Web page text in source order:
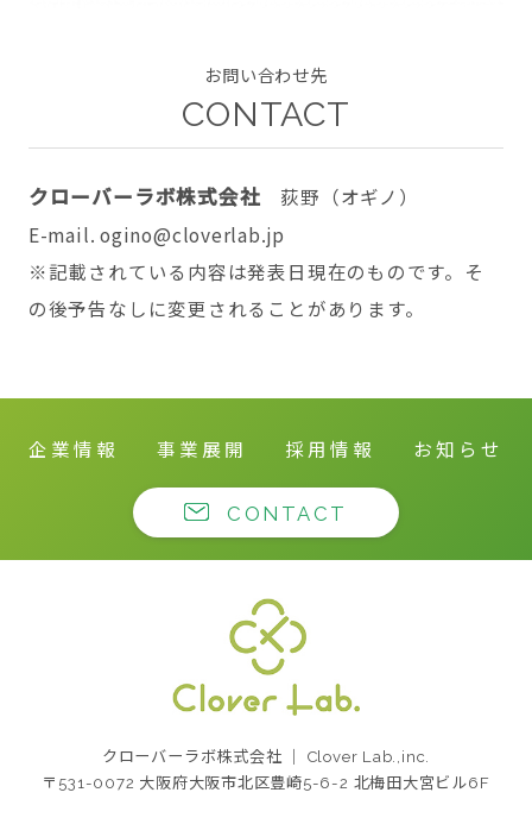
お問い合わせ先
CONTACT
クローバーラボ株式会社 荻野（オギノ）
E-mail. ogino@cloverlab.jp
※記載されている内容は発表日現在のものです。そ
の後予告なしに変更されることがあります。
企業情報 事業展開 採用情報 お知らせ
CONTACT
会社
クローバーラボ株式会社 ｜ Clover Lab.,inc.
〒531-0072 大阪府大阪市北区豊崎5-6-2 北梅田大宮ビル6F